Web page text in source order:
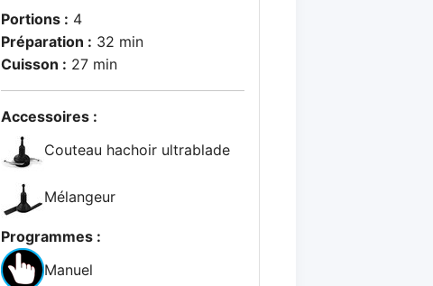
Portions : 4
Préparation : 32 min
Cuisson : 27 min
Accessoires :
Couteau hachoir ultrablade
Mélangeur
Programmes :
Manuel